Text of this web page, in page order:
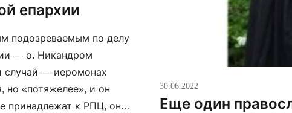
епархии
подозреваемым по делу
— о. Никандром
случай — иеромонах
но «потяжелее», и он
принадлежат к РПЦ, они
30.06.2022
Еще один